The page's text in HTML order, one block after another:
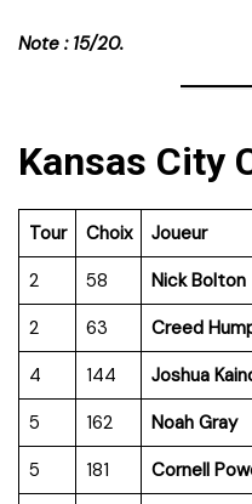
Note : 15/20.
Kansas City
Tour Choix Joueur
2
58 Nick Bolton
2
63 Creed
4
144 Joshua
5
162 Noah Gray
5
181 Cornell